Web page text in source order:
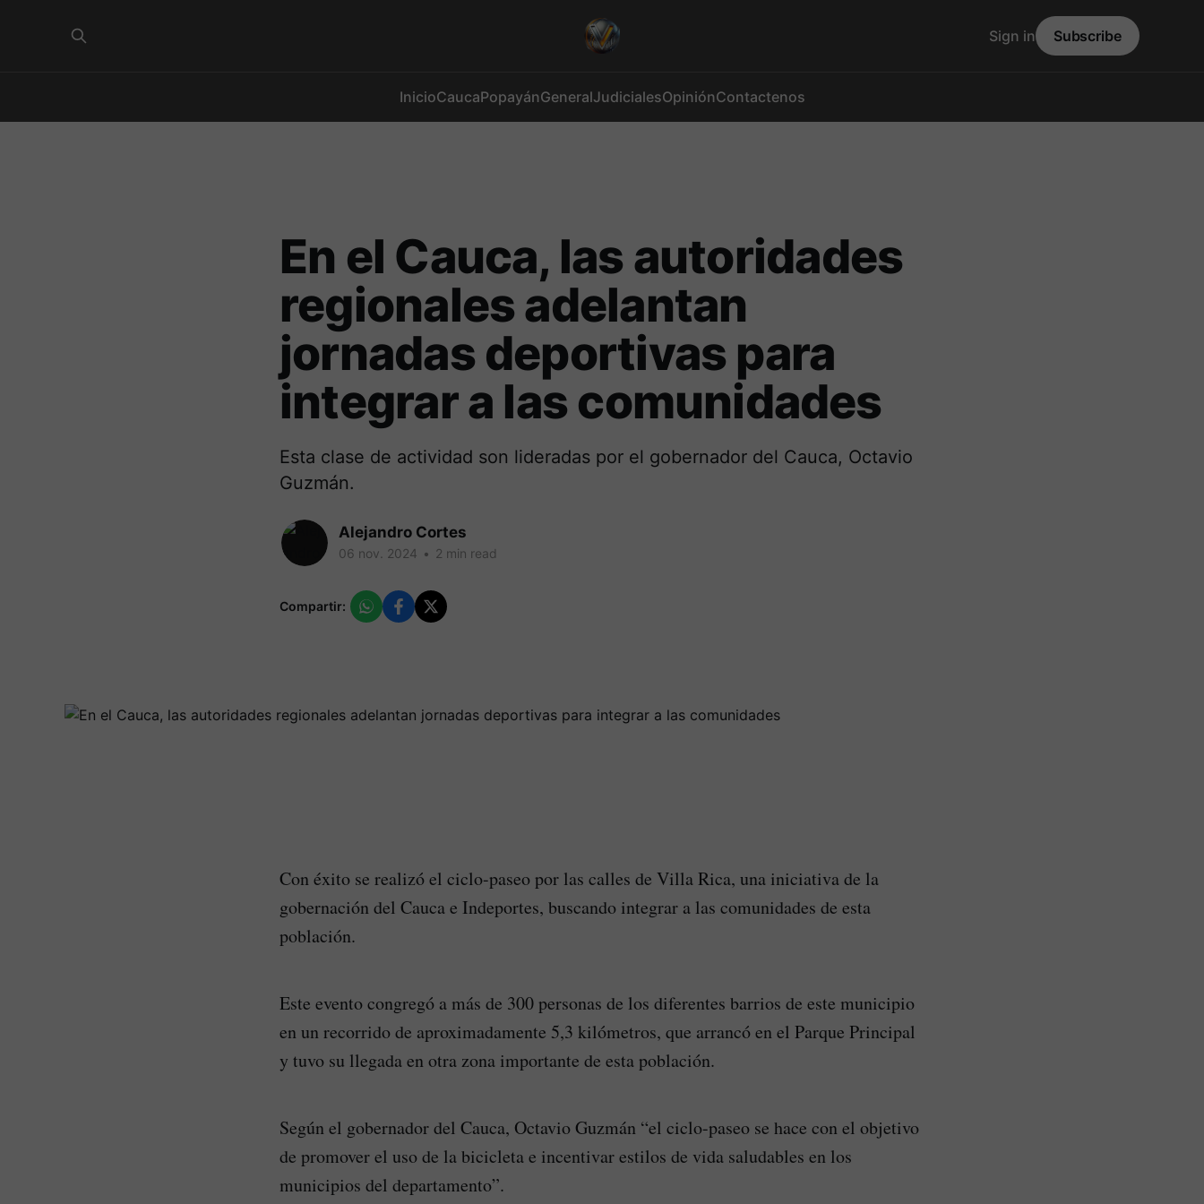
InicioCaucaPopayánGeneralJudicialesOpiniónContactenos
Sign in Subscribe
En el Cauca, las autoridades
regionales adelantan
jornadas deportivas para
integrar a las comunidades
Esta clase de actividad son lideradas por el gobernador del Cauca, Octavio
Guzmán.
Alejandro Cortes
06 nov. 2024 • 2 min read
Compartir:
Con éxito se realizó el ciclo-paseo por las calles de Villa Rica, una iniciativa de la
gobernación del Cauca e Indeportes, buscando integrar a las comunidades de esta
población.
Este evento congregó a más de 300 personas de los diferentes barrios de este municipio
en un recorrido de aproximadamente 5,3 kilómetros, que arrancó en el Parque Principal
y tuvo su llegada en otra zona importante de esta población.
Según el gobernador del Cauca, Octavio Guzmán “el ciclo-paseo se hace con el objetivo
de promover el uso de la bicicleta e incentivar estilos de vida saludables en los
municipios del departamento”.